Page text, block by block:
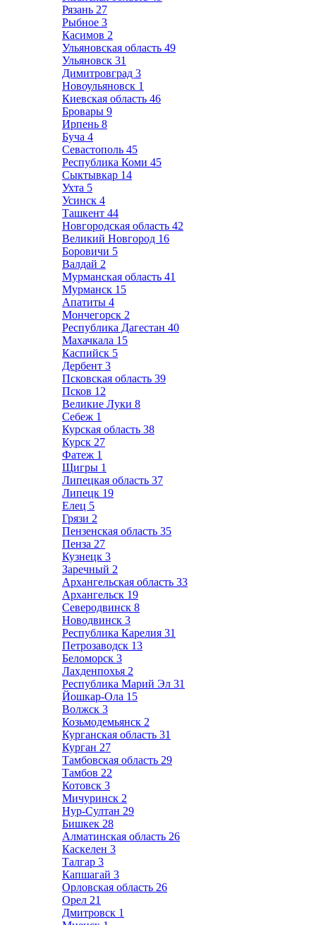
Рязань 27
Рыбное 3
Касимов 2
Ульяновская область 49
Ульяновск 31
Димитровград 3
Новоульяновск 1
Киевская область 46
Бровары 9
Ирпень 8
Буча 4
Севастополь 45
Республика Коми 45
Сыктывкар 14
Ухта 5
Усинск 4
Ташкент 44
Новгородская область 42
Великий Новгород 16
Боровичи 5
Валдай 2
Мурманская область 41
Мурманск 15
Апатиты 4
Мончегорск 2
Республика Дагестан 40
Махачкала 15
Каспийск 5
Дербент 3
Псковская область 39
Псков 12
Великие Луки 8
Себеж 1
Курская область 38
Курск 27
Фатеж 1
Щигры 1
Липецкая область 37
Липецк 19
Елец 5
Грязи 2
Пензенская область 35
Пенза 27
Кузнецк 3
Заречный 2
Архангельская область 33
Архангельск 19
Северодвинск 8
Новодвинск 3
Республика Карелия 31
Петрозаводск 13
Беломорск 3
Лахденпохья 2
Республика Марий Эл 31
Йошкар-Ола 15
Волжск 3
Козьмодемьянск 2
Курганская область 31
Курган 27
Тамбовская область 29
Тамбов 22
Котовск 3
Мичуринск 2
Нур-Султан 29
Бишкек 28
Алматинская область 26
Каскелен 3
Талгар 3
Капшагай 3
Орловская область 26
Орел 21
Дмитровск 1